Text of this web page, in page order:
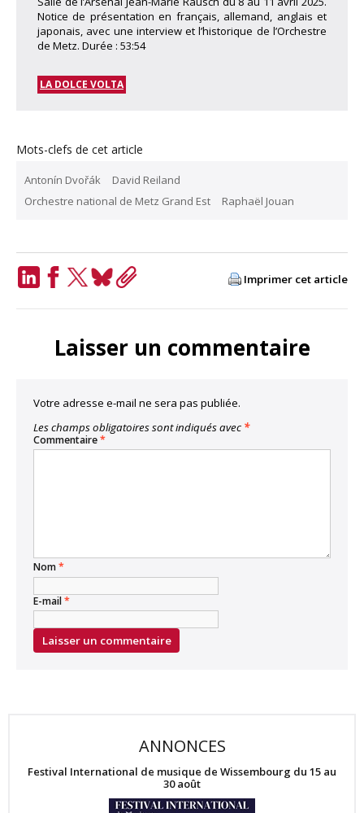
Notice de présentation en français, allemand, anglais et
japonais, avec une interview et l’historique de l’Orchestre
de Metz. Durée : 53:54
LA DOLCE VOLTA
Mots-clefs de cet article
Antonín Dvořák
David Reiland
Orchestre national de Metz Grand Est
Raphaël Jouan
Imprimer cet article
Laisser un commentaire
Votre adresse e-mail ne sera pas publiée.
Les champs obligatoires sont indiqués avec *
Commentaire*
Nom*
E-mail*
ANNONCES
Festival International de musique de Wissembourg du 15 au
30 août